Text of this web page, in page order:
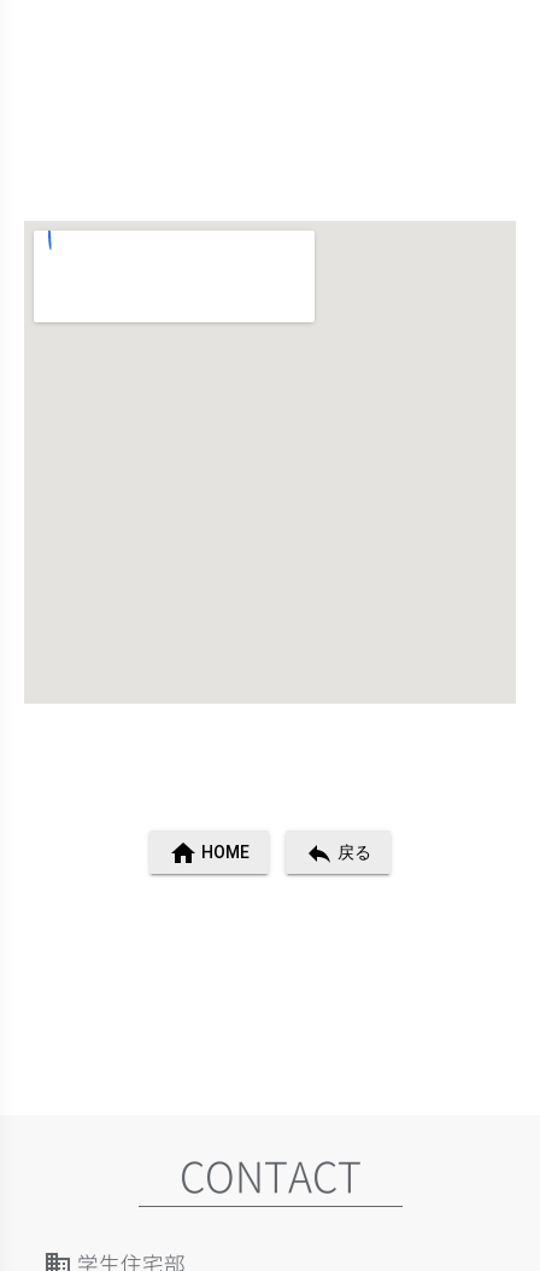
home HOME reply 戻る
CONTACT
domain 学生住宅部